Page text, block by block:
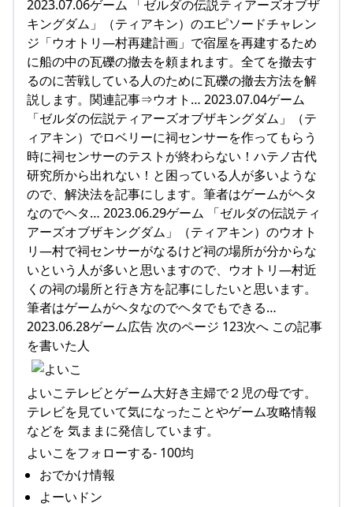
2023.07.06ゲーム 「ゼルダの伝説ティアーズオブザ
キングダム」（ティアキン）のエピソードチャレン
ジ「ウオトリ―村再建計画」で宿屋を再建するため
に船の中の瓦礫の撤去を頼まれます。全てを撤去す
るのに苦戦している人のために瓦礫の撤去方法を解
説します。関連記事⇒ウオト… 2023.07.04ゲーム
「ゼルダの伝説ティアーズオブザキングダム」（テ
ィアキン）でロベリーに祠センサーを作ってもらう
時に祠センサーのテストが終わらない！ハテノ古代
研究所から出れない！と困っている人が多いような
ので、解決法を記事にします。筆者はゲームがヘタ
なのでヘタ… 2023.06.29ゲーム 「ゼルダの伝説ティ
アーズオブザキングダム」（ティアキン）のウオト
リ―村で祠センサーがなるけど祠の場所が分からな
いという人が多いと思いますので、ウオトリ―村近
くの祠の場所と行き方を記事にしたいと思います。
筆者はゲームがヘタなのでヘタでもできる…
2023.06.28ゲーム広告 次のページ 123次へ この記事
を書いた人
よいこテレビとゲーム大好き主婦で２児の母です。
テレビを見ていて気になったことやゲーム攻略情報
などを 気ままに発信しています。
よいこをフォローする- 100均
おでかけ情報
よーいドン